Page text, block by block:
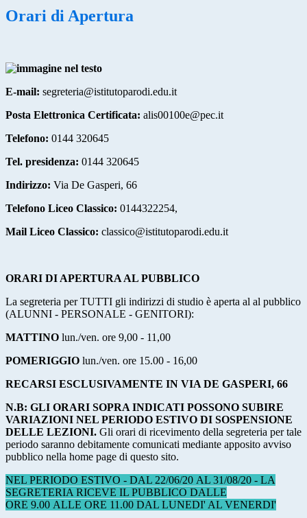
Orari di Apertura
E-mail: segreteria@istitutoparodi.edu.it
Posta Elettronica Certificata: alis00100e@pec.it
Telefono: 0144 320645
Tel. presidenza: 0144 320645
Indirizzo: Via De Gasperi, 66
Telefono Liceo Classico: 0144322254,
Mail Liceo Classico: classico@istitutoparodi.edu.it
ORARI DI APERTURA AL PUBBLICO
La segreteria per TUTTI gli indirizzi di studio è aperta al al pubblico
(ALUNNI - PERSONALE - GENITORI):
MATTINO lun./ven. ore 9,00 - 11,00
POMERIGGIO lun./ven. ore 15.00 - 16,00
RECARSI ESCLUSIVAMENTE IN VIA DE GASPERI, 66
N.B: GLI ORARI SOPRA INDICATI POSSONO SUBIRE
VARIAZIONI NEL PERIODO ESTIVO DI SOSPENSIONE
DELLE LEZIONI. Gli orari di ricevimento della segreteria per tale
periodo saranno debitamente comunicati mediante apposito avviso
pubblico nella home page di questo sito.
NEL PERIODO ESTIVO - DAL 22/06/20 AL 31/08/20 - LA
SEGRETERIA RICEVE IL PUBBLICO DALLE
ORE 9.00 ALLE ORE 11.00 DAL LUNEDI' AL VENERDI'